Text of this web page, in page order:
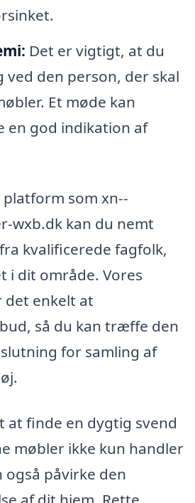
Det er vigtigt, at du
den person, der skal
Et møde kan
en god indikation af
som xn--
wxb.dk kan du nemt
kvalificerede fagfolk,
i dit område. Vores
det enkelt at
så du kan træffe den
for samling af
at finde en dygtig svend
møbler ikke kun handler
også påvirke den